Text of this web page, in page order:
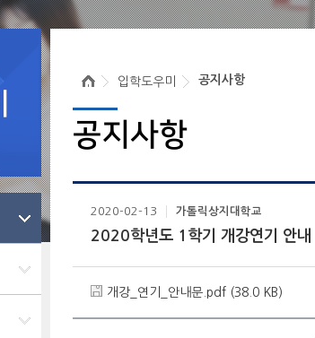
입학도우미 공지사항
공지사항
2020-02-13 가톨릭상지대학교
2020학년도 1학기 개강연기 안내
개강_연기_안내문.pdf (38.0 KB)